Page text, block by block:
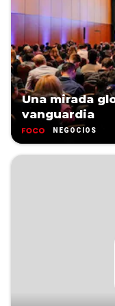
Una mirada
vanguardia
NEGOCIOS